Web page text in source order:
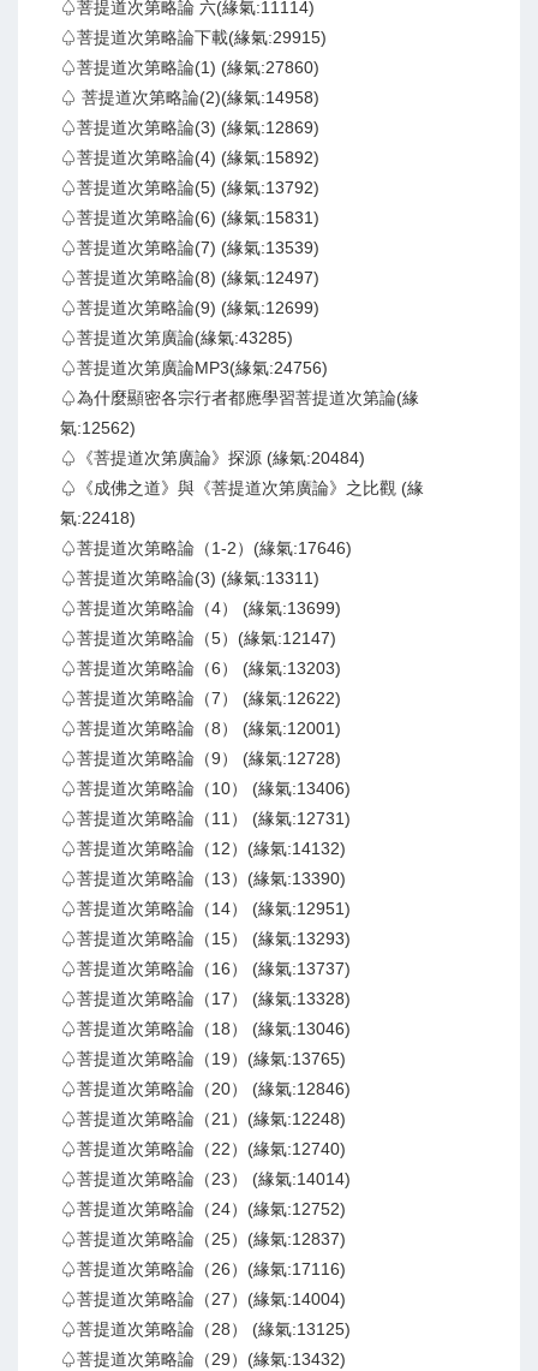
♤菩提道次第略論 六(緣氣:11114)
♤菩提道次第略論下載(緣氣:29915)
♤菩提道次第略論(1) (緣氣:27860)
♤ 菩提道次第略論(2)(緣氣:14958)
♤菩提道次第略論(3) (緣氣:12869)
♤菩提道次第略論(4) (緣氣:15892)
♤菩提道次第略論(5) (緣氣:13792)
♤菩提道次第略論(6) (緣氣:15831)
♤菩提道次第略論(7) (緣氣:13539)
♤菩提道次第略論(8) (緣氣:12497)
♤菩提道次第略論(9) (緣氣:12699)
♤菩提道次第廣論(緣氣:43285)
♤菩提道次第廣論MP3(緣氣:24756)
♤為什麼顯密各宗行者都應學習菩提道次第論(緣
氣:12562)
♤《菩提道次第廣論》探源 (緣氣:20484)
♤《成佛之道》與《菩提道次第廣論》之比觀 (緣
氣:22418)
♤菩提道次第略論（1-2）(緣氣:17646)
♤菩提道次第略論(3) (緣氣:13311)
♤菩提道次第略論（4） (緣氣:13699)
♤菩提道次第略論（5）(緣氣:12147)
♤菩提道次第略論（6） (緣氣:13203)
♤菩提道次第略論（7） (緣氣:12622)
♤菩提道次第略論（8） (緣氣:12001)
♤菩提道次第略論（9） (緣氣:12728)
♤菩提道次第略論（10） (緣氣:13406)
♤菩提道次第略論（11） (緣氣:12731)
♤菩提道次第略論（12）(緣氣:14132)
♤菩提道次第略論（13）(緣氣:13390)
♤菩提道次第略論（14） (緣氣:12951)
♤菩提道次第略論（15） (緣氣:13293)
♤菩提道次第略論（16） (緣氣:13737)
♤菩提道次第略論（17） (緣氣:13328)
♤菩提道次第略論（18） (緣氣:13046)
♤菩提道次第略論（19）(緣氣:13765)
♤菩提道次第略論（20） (緣氣:12846)
♤菩提道次第略論（21）(緣氣:12248)
♤菩提道次第略論（22）(緣氣:12740)
♤菩提道次第略論（23） (緣氣:14014)
♤菩提道次第略論（24）(緣氣:12752)
♤菩提道次第略論（25）(緣氣:12837)
♤菩提道次第略論（26）(緣氣:17116)
♤菩提道次第略論（27）(緣氣:14004)
♤菩提道次第略論（28） (緣氣:13125)
♤菩提道次第略論（29）(緣氣:13432)